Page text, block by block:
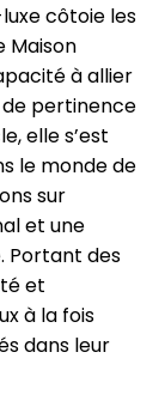
côtoie les
Maison
à allier
pertinence
elle s’est
le monde de
sur
et une
Portant des
et
à la fois
dans leur